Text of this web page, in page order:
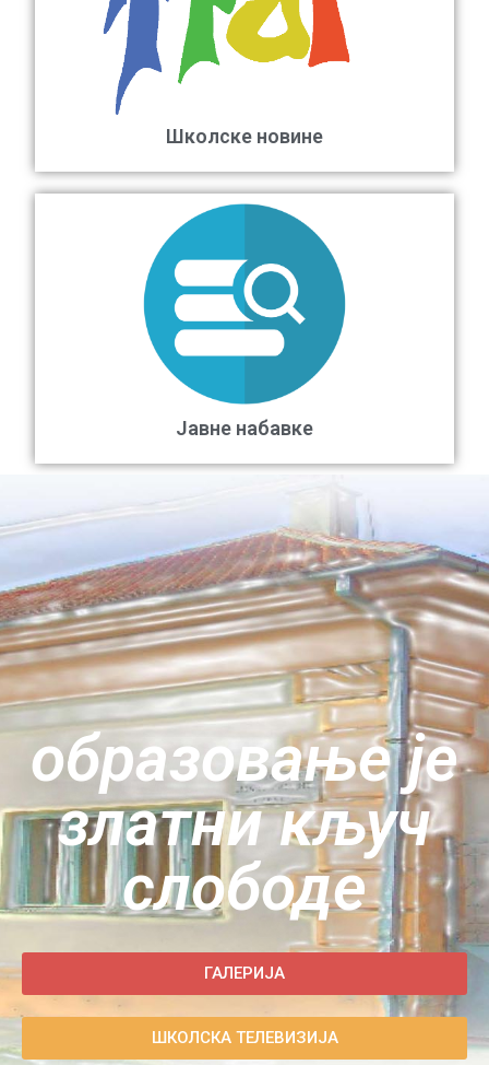
Школске новине
Јавне набавке
oбразовање је
златни кључ
слободе
ГАЛЕРИЈА
ШКОЛСКА ТЕЛЕВИЗИЈА